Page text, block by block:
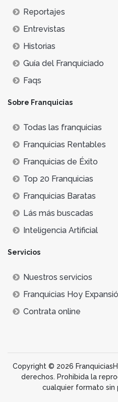
Reportajes
Entrevistas
Historias
Guía del Franquiciado
Faqs
Sobre Franquicias
Todas las franquicias
Franquicias Rentables
Franquicias de Éxito
Top 20 Franquicias
Franquicias Baratas
Lás más buscadas
Inteligencia Artificial
Servicios
Nuestros servicios
Franquicias Hoy
Contrata online
Copyright © 2026
derechos. Prohibida la
cualquier formato sin